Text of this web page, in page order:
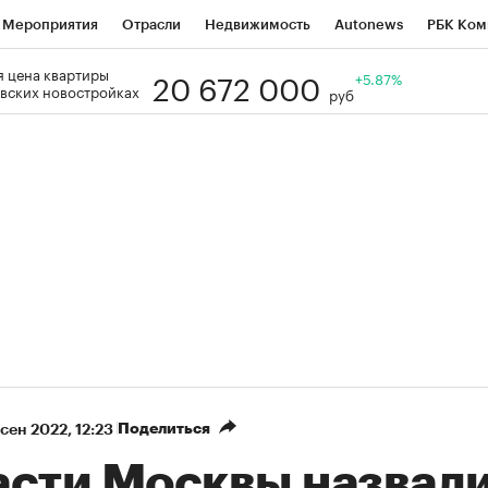
Мероприятия Отрасли Недвижимость Autonews РБК
Визионеры
цена квартиры
новостройках
20 672 000 руб
+5.87%
2022, 12:23 Поделиться